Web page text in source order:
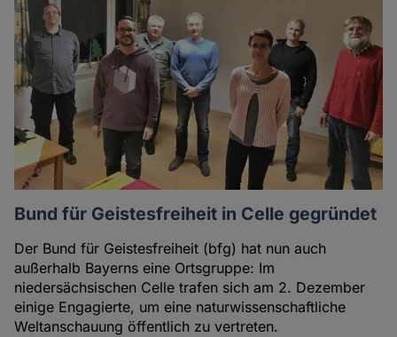
Bund für Geistesfreiheit in Celle gegründet
Der Bund für Geistesfreiheit (bfg) hat nun auch
außerhalb Bayerns eine Ortsgruppe: Im
niedersächsischen Celle trafen sich am 2. Dezember
einige Engagierte, um eine naturwissenschaftliche
Weltanschauung öffentlich zu vertreten.